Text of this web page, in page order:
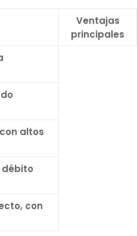
Ventajas
principales
altos
débito
con